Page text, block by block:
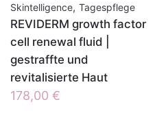
Skintelligence, Tagespflege
REVIDERM growth factor
cell renewal fluid |
gestraffte und
revitalisierte Haut
178,00 €